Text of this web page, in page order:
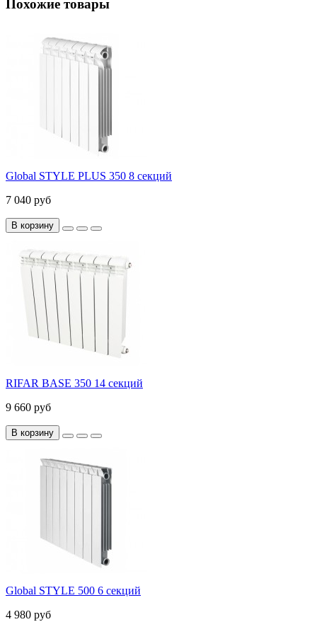
Похожие товары
Global STYLE PLUS 350 8 секций
7 040 руб
В корзину
RIFAR BASE 350 14 секций
9 660 руб
В корзину
Global STYLE 500 6 секций
4 980 руб